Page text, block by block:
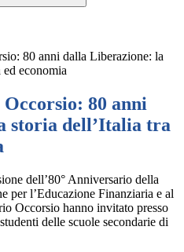
80 anni dalla Liberazione: la
economia
80 anni
storia dell’Italia tra
dell’80° Anniversario della
per l’Educazione Finanziaria e al
Occorsio hanno invitato presso
delle scuole secondarie di